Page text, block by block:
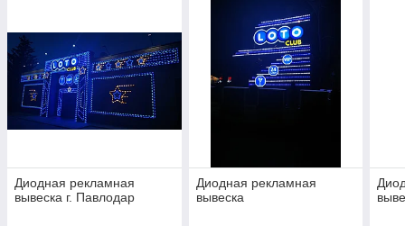
Диодная рекламная
вывеска г. Павлодар
Диодная рекламная
вывеска